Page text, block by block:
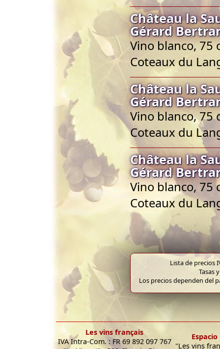
Château la
Gérard
Vino blanco, 75
Coteaux du
Château la
Gérard
Vino blanco, 75
Coteaux du
Château la
Gérard
Vino blanco, 75
Coteaux du
Lista de precios
Tasas
Los precios dependen del
Les vins français
IVA Intra-Com. : FR 69 892 097 767 "Les vins